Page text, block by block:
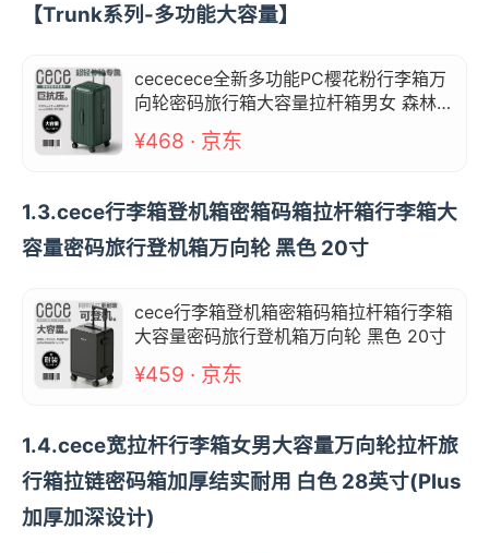
【Trunk系列-多功能大容量】
cececece全新多功能PC樱花粉行李箱万
向轮密码旅行箱大容量拉杆箱男女 森林绿
24寸【Trunk系列-多功能大容量】
¥468 · 京东
1.3.cece行李箱登机箱密箱码箱拉杆箱行李箱大
容量密码旅行登机箱万向轮 黑色 20寸
cece行李箱登机箱密箱码箱拉杆箱行李箱
大容量密码旅行登机箱万向轮 黑色 20寸
¥459 · 京东
1.4.cece宽拉杆行李箱女男大容量万向轮拉杆旅
行箱拉链密码箱加厚结实耐用 白色 28英寸(Plus
加厚加深设计)